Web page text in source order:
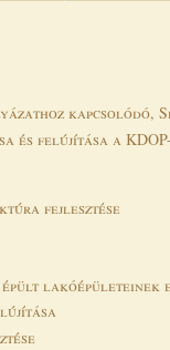
felújítása a
fejlesztése
lakóépületeinek